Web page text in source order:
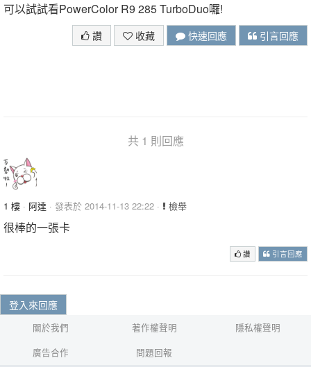
可以試試看PowerColor R9 285 TurboDuo囉!
讚 收藏 快速回應 引言回應
共 1 則回應
1 樓 · 阿達 · 發表於 2014-11-13 22:22 · 檢舉
很棒的一張卡
讚 引言回應
登入來回應
關於我們 著作權聲明
隱私權聲明
廣告合作
問題回報